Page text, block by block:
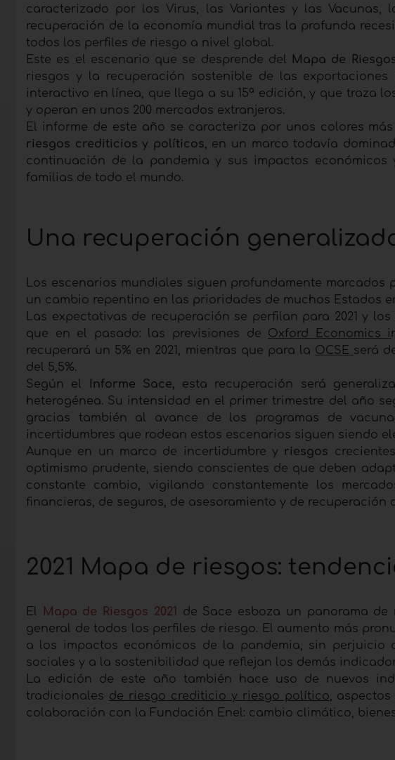
caracterizado por los Virus, las Variantes y las Vacunas,
recuperación de la economía mundial tras la profunda
todos los perfiles de riesgo a nivel global.
Este es el escenario que se desprende del
Mapa de Riesgos
riesgos y la recuperación sostenible de las exportaciones
interactivo en línea, que llega a su 15ª edición, y que traza
y operan en unos 200 mercados extranjeros.
El informe de este año se caracteriza por unos colores
riesgos crediticios y políticos , en un marco todavía
continuación de la pandemia y sus impactos
familias de todo el mundo.
Una recuperación
Los escenarios mundiales siguen profundamente
un cambio repentino en las prioridades de muchos Estados
Las expectativas de recuperación se perfilan para 2021 y
que en el pasado: las previsiones de Oxford Economics i
recuperará un 5% en 2021, mientras que para la OCSE será
del 5,5%.
Según el
Informe Sace,
esta recuperación será
heterogénea. Su intensidad en el primer trimestre del año
gracias también al avance de los programas de
incertidumbres que rodean estos escenarios siguen siendo
Aunque en un marco de incertidumbre y riesgos
optimismo prudente, siendo conscientes de que deben
constante cambio, vigilando constantemente los
financieras, de seguros, de asesoramiento y de recuperación
2021 Mapa de riesgos:
El Mapa de Riesgos 2021 de Sace esboza un panorama de
general de todos los perfiles de riesgo. El aumento más
a los impactos económicos de la pandemia, sin
sociales y a la sostenibilidad que reflejan los demás
La edición de este año también hace uso de nuevos
tradicionales de riesgo crediticio y riesgo político ,
colaboración con la Fundación Enel: cambio climático,